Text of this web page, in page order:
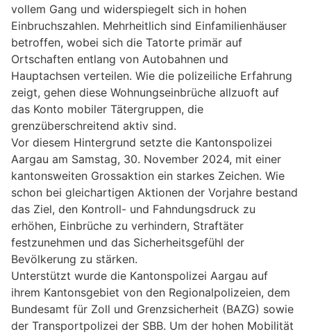
vollem Gang und widerspiegelt sich in hohen
Einbruchszahlen. Mehrheitlich sind Einfamilienhäuser
betroffen, wobei sich die Tatorte primär auf
Ortschaften entlang von Autobahnen und
Hauptachsen verteilen. Wie die polizeiliche Erfahrung
zeigt, gehen diese Wohnungseinbrüche allzuoft auf
das Konto mobiler Tätergruppen, die
grenzüberschreitend aktiv sind.
Vor diesem Hintergrund setzte die Kantonspolizei
Aargau am Samstag, 30. November 2024, mit einer
kantonsweiten Grossaktion ein starkes Zeichen. Wie
schon bei gleichartigen Aktionen der Vorjahre bestand
das Ziel, den Kontroll- und Fahndungsdruck zu
erhöhen, Einbrüche zu verhindern, Straftäter
festzunehmen und das Sicherheitsgefühl der
Bevölkerung zu stärken.
Unterstützt wurde die Kantonspolizei Aargau auf
ihrem Kantonsgebiet von den Regionalpolizeien, dem
Bundesamt für Zoll und Grenzsicherheit (BAZG) sowie
der Transportpolizei der SBB. Um der hohen Mobilität